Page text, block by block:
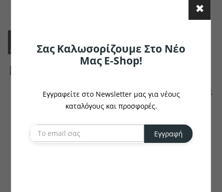
JOBELINE PULSIVA
Σας Καλωσορίζουμε Στο Νέο
Μας E-Shop!
Εγγραφείτε στο Newsletter μας για νέους
καταλόγους και προσφορές.
Εγγραφή